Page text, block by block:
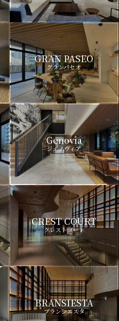
GRAN PASEO
グランパセオ
Genovia
ジェノヴィア
CREST COURT
クレストコート
BRANSIESTA
ブランシエスタ